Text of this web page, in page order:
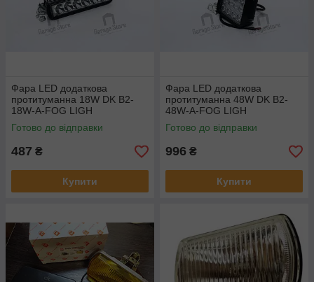
Фара LED додаткова
протитуманна 18W DK B2-
18W-A-FOG LIGH
Готово до відправки
487 ₴
Купити
Фара LED додаткова
протитуманна 48W DK B2-
48W-A-FOG LIGH
Готово до відправки
996 ₴
Купити